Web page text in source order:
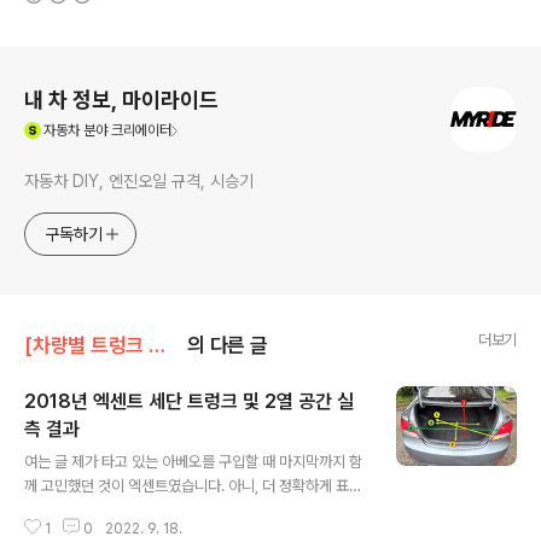
내 차 정보, 마이라이드
자동차분야 크리에이터
자동차 DIY, 엔진오일 규격, 시승기
구독하기
[차량별 트렁크 실측]/현대 트렁크 의 다른 글 더보기
2018년 엑센트 세단 트렁크 및 2열 공간 실
측 결과
여는 글 제가 타고 있는 아베오를 구입할 때 마지막까지 함
께 고민했던 것이 엑센트였습니다. 아니, 더 정확하게 표현
생 시절(=사실 지금도 마찬가지)에 구입을 하다보니 풀옵
1 0 2022. 9. 18.